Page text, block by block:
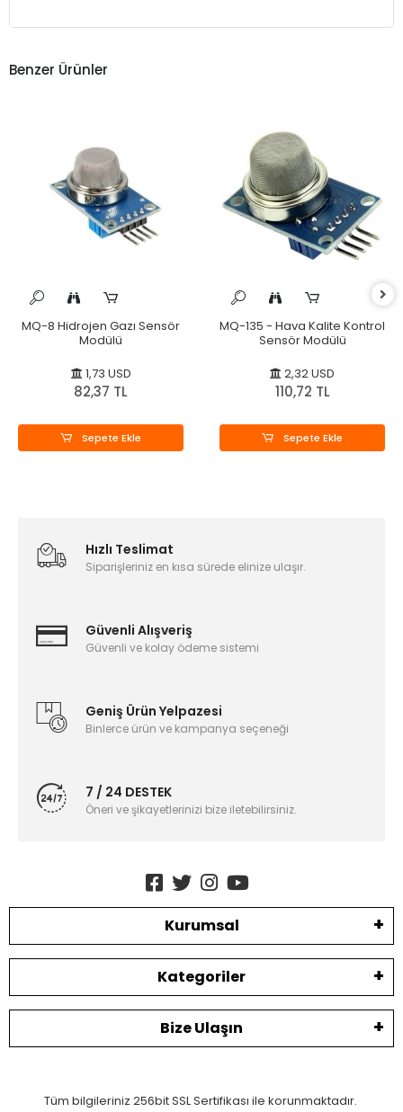
Benzer Ürünler
MQ-8 Hidrojen Gazı Sensör
Modülü
1,73 USD
82,37 TL
Sepete Ekle
MQ-135 - Hava Kalite Kontrol
Sensör Modülü
2,32 USD
110,72 TL
Sepete Ekle
Hızlı Teslimat
Siparişleriniz en kısa sürede elinize ulaşır.
Güvenli Alışveriş
Güvenli ve kolay ödeme sistemi
Geniş Ürün Yelpazesi
Binlerce ürün ve kampanya seçeneği
7 / 24 DESTEK
Öneri ve şikayetlerinizi bize iletebilirsiniz.
Kurumsal
Kategoriler
Bize Ulaşın
Tüm bilgileriniz 256bit SSL Sertifikası ile korunmaktadır.